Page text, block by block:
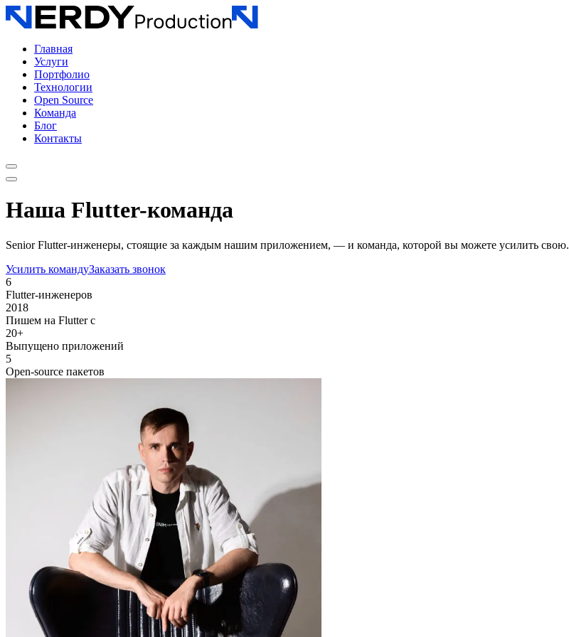
Главная
Услуги
Портфолио
Технологии
Open Source
Команда
Блог
Контакты
Наша Flutter-команда
Senior Flutter-инженеры, стоящие за каждым нашим приложением, — и команда, которой вы можете усилить свою.
Усилить командуЗаказать звонок
6
Flutter-инженеров
2018
Пишем на Flutter с
20+
Выпущено приложений
5
Open-source пакетов